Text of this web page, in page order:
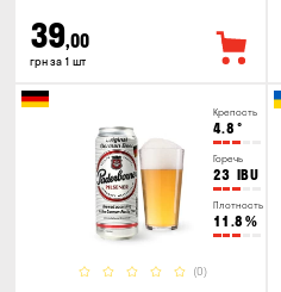
39,00
грн за 1 шт
Крепость
4.8 °
Горечь
23 IBU
Плотность
11.8 %
(0)